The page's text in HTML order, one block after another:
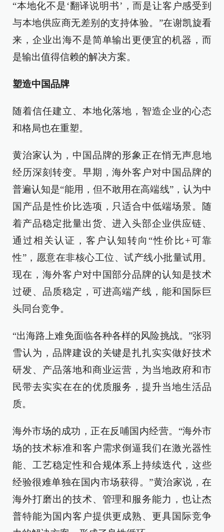
“本地化不是‘翻译说明书’，而是让客户感受到
与本地供应商无差别的支持体验。”在谢凯旋看
来，企业出海不是简单输出更便宜的机器，而
是输出值得信赖的解决方案。
塑造中国品牌
随着信任建立、本地化落地，智造企业的心态
和格局也在重塑。
黄治家认为，中国品牌的形象正在悄无声息地
经历深刻转变。早期，海外客户对中国品牌的
普遍认知是“能用，但不敢用在高端线”，认为中
国产品是性价比选项，只适合中低端场景。随
着产品稳定批量出货、进入头部企业供应链、
通过相关认证，客户认知转向“性价比+可靠
性”，愿意在非核心工位、试产线小批量试用。
现在，海外客户对中国部分品牌的认知是技术
过硬、品质稳定，可进高端产线，能和国际巨
头同台竞争。
“出海路上难免面临各种各样的风险挑战。”张羽
雪认为，品牌建设的关键是扎扎实实做好技术
研发、产品落地和商业运营，为当地政府和市
民带去实实在在的优质服务，提升当地生活品
质。
海外市场的成功，正在反哺国内经营。“海外市
场的技术标准和客户需求倒逼我们在激光器性
能、工艺稳定性和合规体系上持续迭代，这些
经验很难单独在国内市场获得。”黄治家说，在
海外打磨出的技术、管理和服务能力，也让杰
普特能为国内客户提供更成熟、更具国际竞争